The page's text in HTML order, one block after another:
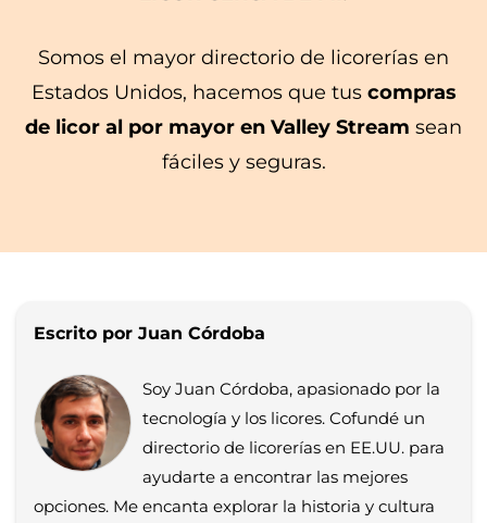
Somos el mayor directorio de licorerías en
Estados Unidos, hacemos que tuscompras
de licor al por mayor en Valley Stream sean
fáciles y seguras.
Escrito por Juan Córdoba
Soy Juan Córdoba, apasionado por la
tecnología y los licores. Cofundé un
directorio de licorerías en EE.UU. para
ayudarte a encontrar las mejores
opciones. Me encanta explorar la historia y cultura